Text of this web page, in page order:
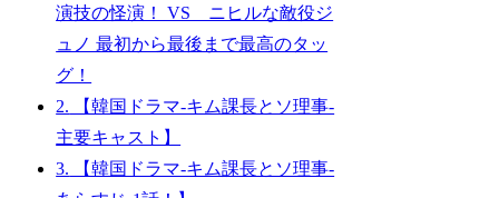
演技の怪演！ VS ニヒルな敵役ジ
ュノ 最初から最後まで最高のタッ
グ！
2. 【韓国ドラマ-キム課長とソ理事-
主要キャスト】
3. 【韓国ドラマ-キム課長とソ理事-